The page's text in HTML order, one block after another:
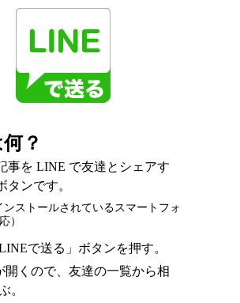
？
事を LINE で友達とシェアす
タンです。
ンストールされているスマートフォ
）
で送る」ボタンを押す。
開くので、友達の一覧から相
。